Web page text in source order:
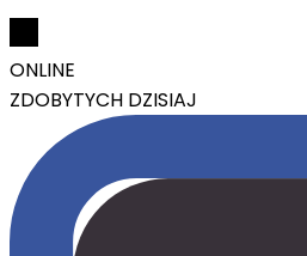
ONLINE
ZDOBYTYCH DZISIAJ